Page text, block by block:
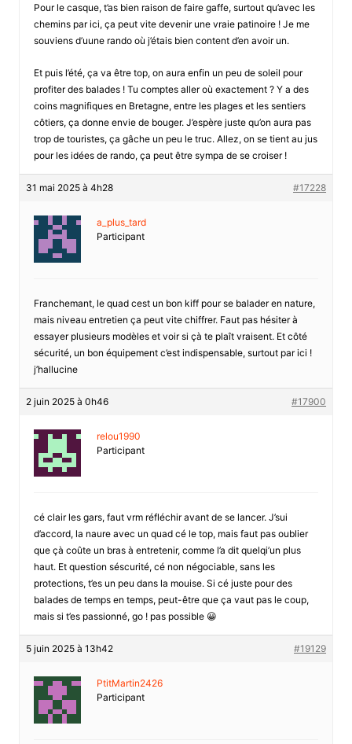
Pour le casque, t’as bien raison de faire gaffe, surtout qu’avec les
chemins par ici, ça peut vite devenir une vraie patinoire ! Je me
souviens d’uune rando où j’étais bien content d’en avoir un.
Et puis l’été, ça va être top, on aura enfin un peu de soleil pour
profiter des balades ! Tu comptes aller où exactement ? Y a des
coins magnifiques en Bretagne, entre les plages et les sentiers
côtiers, ça donne envie de bouger. J’espère juste qu’on aura pas
trop de touristes, ça gâche un peu le truc. Allez, on se tient au jus
pour les idées de rando, ça peut être sympa de se croiser !
31 mai 2025 à 4h28 #17228
a_plus_tard
Participant
Franchemant, le quad cest un bon kiff pour se balader en nature,
mais niveau entretien ça peut vite chiffrer. Faut pas hésiter à
essayer plusieurs modèles et voir si çà te plaît vraisent. Et côté
sécurité, un bon équipement c’est indispensable, surtout par ici !
j’hallucine
2 juin 2025 à 0h46 #17900
relou1990
Participant
cé clair les gars, faut vrm réfléchir avant de se lancer. J’sui
d’accord, la naure avec un quad cé le top, mais faut pas oublier
que çà coûte un bras à entretenir, comme l’a dit quelqi’un plus
haut. Et question séscurité, cé non négociable, sans les
protections, t’es un peu dans la mouise. Si cé juste pour des
balades de temps en temps, peut-être que ça vaut pas le coup,
mais si t’es passionné, go ! pas possible 😀
5 juin 2025 à 13h42 #19129
PtitMartin2426
Participant